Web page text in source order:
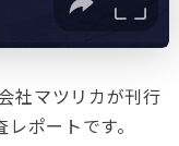
社マツリカが刊行
ポートです。